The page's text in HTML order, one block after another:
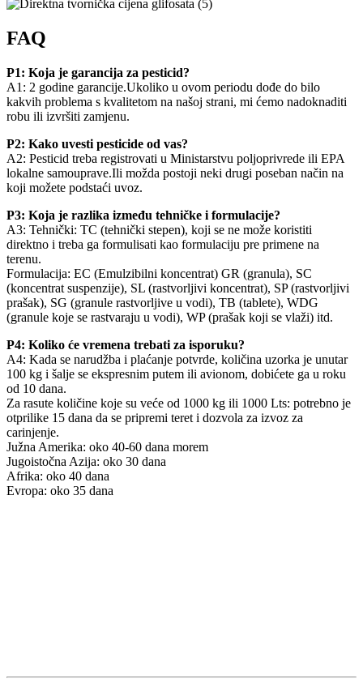
FAQ
P1: Koja je garancija za pesticid?
A1: 2 godine garancije.Ukoliko u ovom periodu dođe do bilo
kakvih problema s kvalitetom na našoj strani, mi ćemo nadoknaditi
robu ili izvršiti zamjenu.
P2: Kako uvesti pesticide od vas?
A2: Pesticid treba registrovati u Ministarstvu poljoprivrede ili EPA
lokalne samouprave.Ili možda postoji neki drugi poseban način na
koji možete podstaći uvoz.
P3: Koja je razlika između tehničke i formulacije?
A3: Tehnički: TC (tehnički stepen), koji se ne može koristiti
direktno i treba ga formulisati kao formulaciju pre primene na
terenu.
Formulacija: EC (Emulzibilni koncentrat) GR (granula), SC
(koncentrat suspenzije), SL (rastvorljivi koncentrat), SP (rastvorljivi
prašak), SG (granule rastvorljive u vodi), TB (tablete), WDG
(granule koje se rastvaraju u vodi), WP (prašak koji se vlaži) itd.
P4: Koliko će vremena trebati za isporuku?
A4: Kada se narudžba i plaćanje potvrde, količina uzorka je unutar
100 kg i šalje se ekspresnim putem ili avionom, dobićete ga u roku
od 10 dana.
Za rasute količine koje su veće od 1000 kg ili 1000 Lts: potrebno je
otprilike 15 dana da se pripremi teret i dozvola za izvoz za
carinjenje.
Južna Amerika: oko 40-60 dana morem
Jugoistočna Azija: oko 30 dana
Afrika: oko 40 dana
Evropa: oko 35 dana